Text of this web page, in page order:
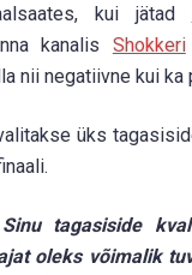
kui jätad
kanalis Shokkeri
nii negatiivne kui ka
üks
tagasiside
oleks võimalik